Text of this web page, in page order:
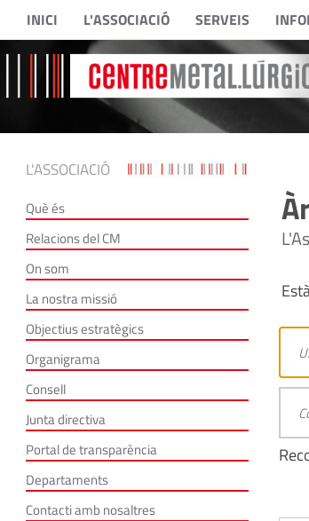
INICI L'ASSOCIACIÓ SERVEIS
L'ASSOCIACIÓ
Què és
Relacions del CM
On som
La nostra missió
Objectius estratègics
Organigrama
Consell
Junta directiva
Portal de transparència
Departaments
Contacti amb nosaltres